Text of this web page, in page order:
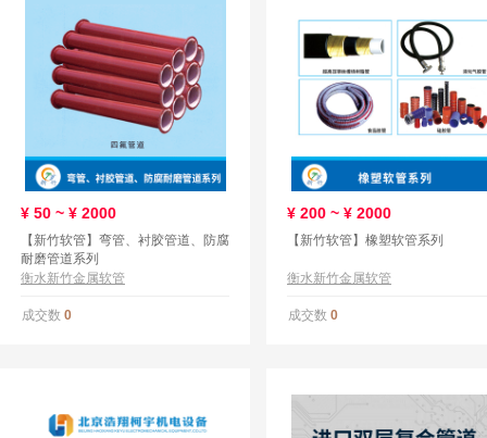
¥ 50 ~ ¥ 2000
【新竹软管】弯管、衬胶管道、防腐
耐磨管道系列
衡水新竹金属软管
成交数 0
¥ 200 ~ ¥ 2000
【新竹软管】橡塑软管系列
衡水新竹金属软管
成交数 0